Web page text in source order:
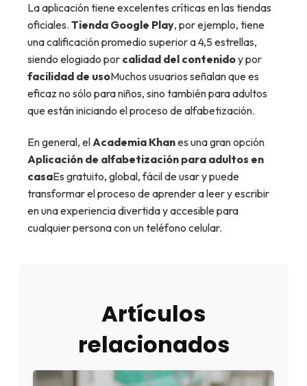
La aplicación tiene excelentes críticas en las tiendas
oficiales.Tienda Google Play, por ejemplo, tiene
una calificación promedio superior a 4,5 estrellas,
siendo elogiado por calidad del contenidoy por
facilidad de usoMuchos usuarios señalan que es
eficaz no sólo para niños, sino también para adultos
que están iniciando el proceso de alfabetización.
En general, elAcademia Khanes una gran opción
Aplicación de alfabetización para adultos en
casaEs gratuito, global, fácil de usar y puede
transformar el proceso de aprender a leer y escribir
en una experiencia divertida y accesible para
cualquier persona con un teléfono celular.
Artículos
relacionados